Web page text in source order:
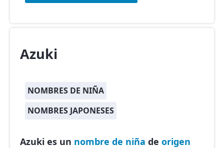
Azuki
NOMBRES DE NIÑA
NOMBRES JAPONESES
Azuki es un nombre de niña de origen